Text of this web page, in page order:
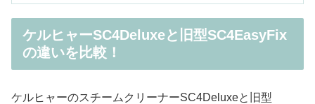
ケルヒャーSC4Deluxeと旧型SC4EasyFix
の違いを比較！
ケルヒャーのスチームクリーナーSC4Deluxeと旧型